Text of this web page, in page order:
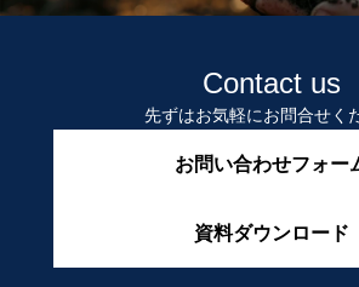
Contact us
先ずはお気軽にお問合せく
お問い合わせフォー
資料ダウンロード